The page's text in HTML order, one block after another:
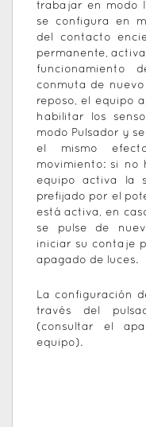
trabajar en modo
se configura en
del contacto
permanente,
funcionamiento
conmuta de
reposo, el equipo
habilitar los
modo Pulsador y
el mismo
movimiento: si no
equipo activa la
prefijado por el
está activa, en
se pulse de
iniciar su contaje
apagado de luces.
La configuración
través del
(consultar el
equipo).